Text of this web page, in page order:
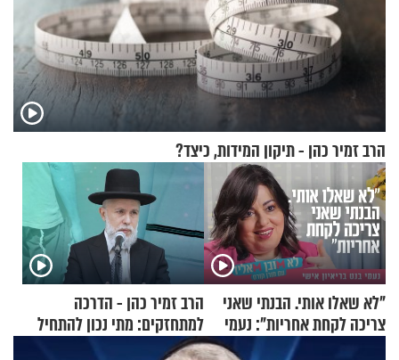
הרב זמיר כהן - תיקון המידות, כיצד?
"לא שאלו אותי. הבנתי שאני
צריכה לקחת אחריות": נעמי
בנט בריאיון אישי
הרב זמיר כהן - הדרכה
למתחזקים: מתי נכון להתחיל
עם לבישת הציצית?